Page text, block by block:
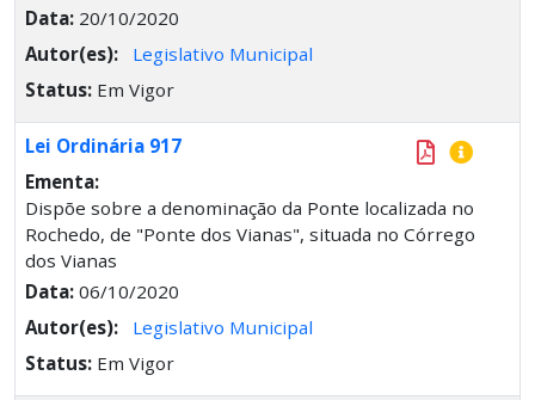
Data: 20/10/2020
Autor(es):
Legislativo Municipal
Status: Em Vigor
Lei Ordinária 917
Ementa:
Dispõe sobre a denominação da Ponte localizada no
Rochedo, de "Ponte dos Vianas", situada no Córrego
dos Vianas
Data: 06/10/2020
Autor(es):
Legislativo Municipal
Status: Em Vigor